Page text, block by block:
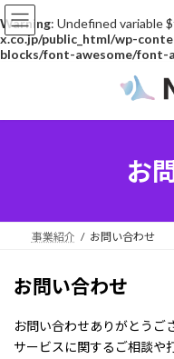
Warning: Undefined variable
x.co.jp/public_html/wp-
blocks/font-awesome/font-
ン
ー
お
事業紹介 お問い合わせ
お問い合わせ
お問い合わせありがとうご
サービスに関するご相談や